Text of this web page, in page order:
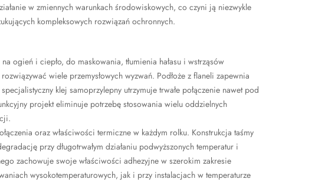
w zmiennych warunkach środowiskowych, co czyni ją niezwykle
kompleksowych rozwiązań ochronnych.
ogień i ciepło, do maskowania, tłumienia hałasu i wstrząsów
wiele przemysłowych wyzwań. Podłoże z flaneli zapewnia
klej samoprzylepny utrzymuje trwałe połączenie nawet pod
projekt eliminuje potrzebę stosowania wielu oddzielnych
oraz właściwości termiczne w każdym rolku. Konstrukcja taśmy
przy długotrwałym działaniu podwyższonych temperatur i
zachowuje swoje właściwości adhezyjne w szerokim zakresie
wysokotemperaturowych, jak i przy instalacjach w temperaturze